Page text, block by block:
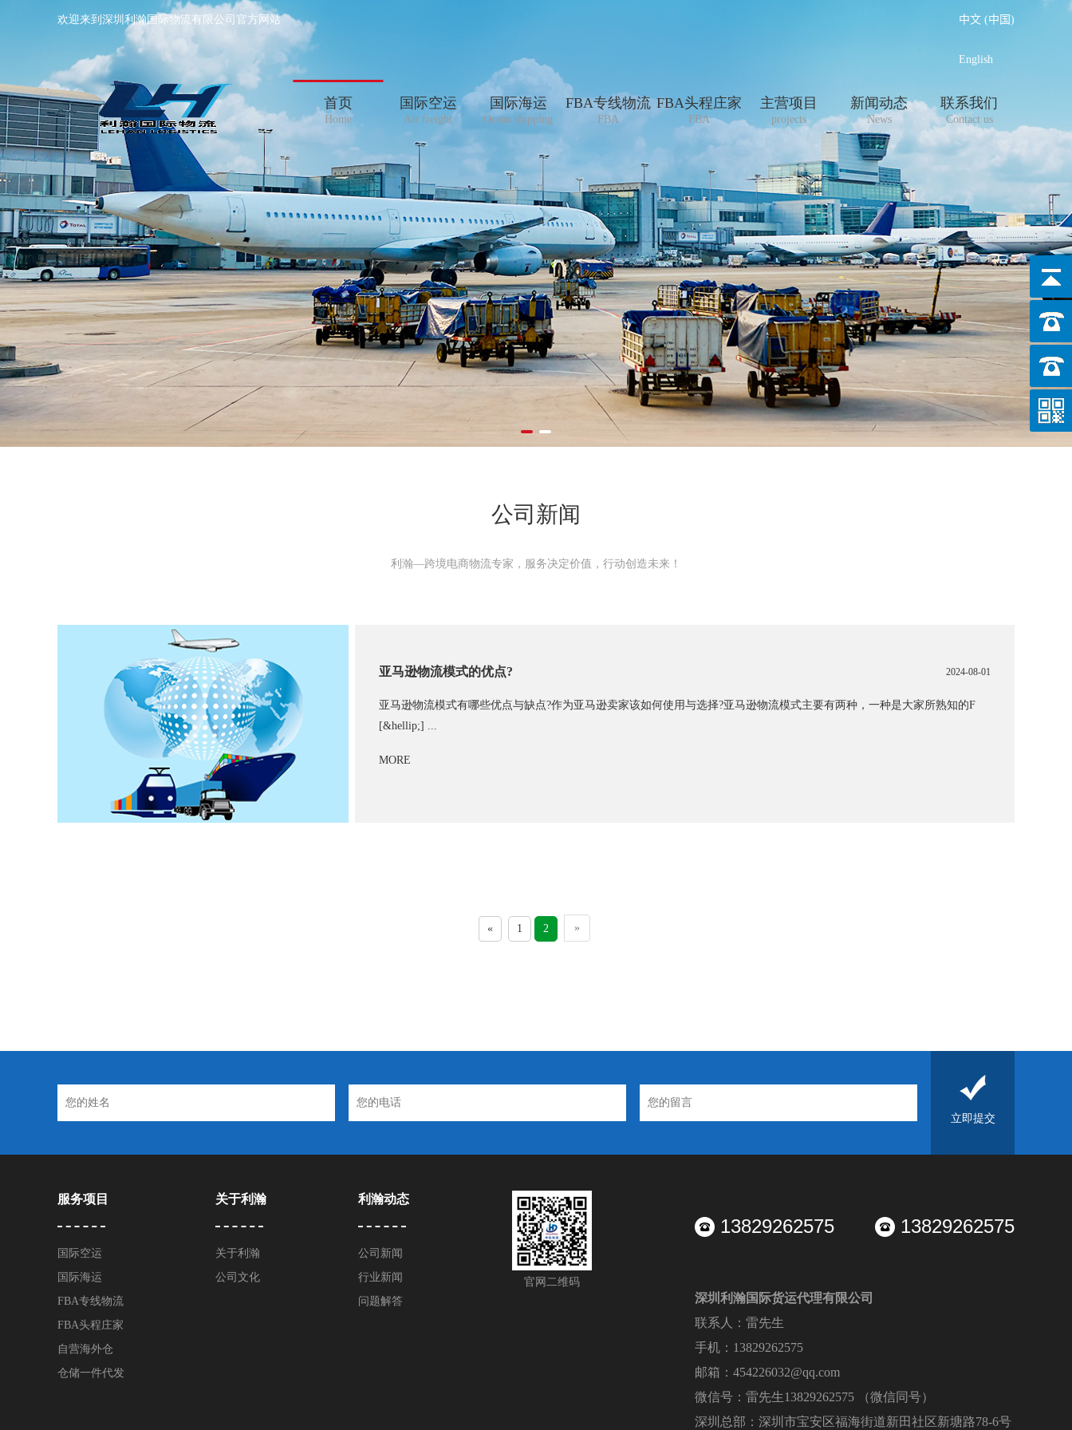
欢迎来到深圳利瀚国际物流有限公司官方网站 中文 (中国)
English
首页
Home
国际空运
Air freight
国际海运
Ocean shipping
FBA专线物流
FBA
FBA头程庄家
FBA
主营项目
projects
新闻动态
News
联系我们
Contact us
公司新闻
利瀚—跨境电商物流专家，服务决定价值，行动创造未来！
亚马逊物流模式的优点? 2024-08-01
亚马逊物流模式有哪些优点与缺点?作为亚马逊卖家该如何使用与选择?亚马逊物流模式主要有两种，一种是大家所熟知的F
[&hellip;] ...
MORE
« 1 2 »
服务项目
国际空运
国际海运
FBA专线物流
FBA头程庄家
自营海外仓
仓储一件代发
关于利瀚
关于利瀚
公司文化
利瀚动态
公司新闻
行业新闻
问题解答
官网二维码
13829262575 13829262575
深圳利瀚国际货运代理有限公司
联系人：雷先生
手机：13829262575
邮箱：454226032@qq.com
微信号：雷先生13829262575 （微信同号）
深圳总部：深圳市宝安区福海街道新田社区新塘路78-6号